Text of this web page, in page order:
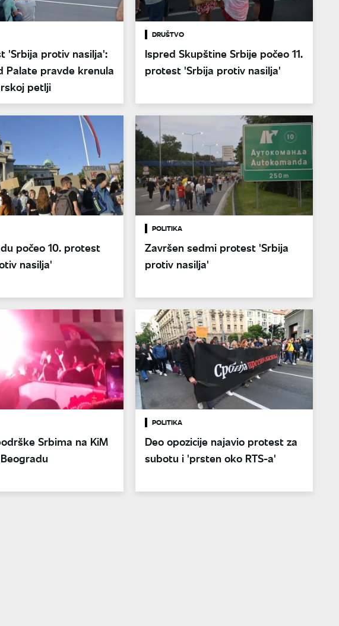
'Srbija protiv nasilja':
Palate pravde krenula
petlji
DRUŠTVO
Ispred Skupštine Srbije počeo 11.
protest 'Srbija protiv nasilja'
počeo 10. protest
nasilja'
POLITIKA
Završen sedmi protest 'Srbija
protiv nasilja'
Srbima na KiM
POLITIKA
Deo opozicije najavio protest za
subotu i 'prsten oko RTS-a'